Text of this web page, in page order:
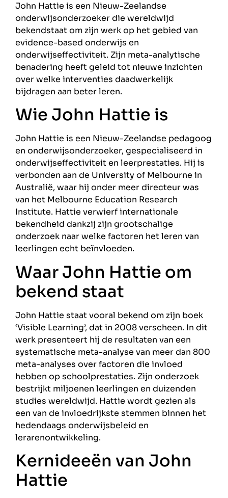
John Hattie is een Nieuw-Zeelandse
onderwijsonderzoeker die wereldwijd
bekendstaat om zijn werk op het gebied van
evidence-based onderwijs en
onderwijseffectiviteit. Zijn meta-analytische
benadering heeft geleid tot nieuwe inzichten
over welke interventies daadwerkelijk
bijdragen aan beter leren.
Wie John Hattie is
John Hattie is een Nieuw-Zeelandse pedagoog
en onderwijsonderzoeker, gespecialiseerd in
onderwijseffectiviteit en leerprestaties. Hij is
verbonden aan de University of Melbourne in
Australië, waar hij onder meer directeur was
van het Melbourne Education Research
Institute. Hattie verwierf internationale
bekendheid dankzij zijn grootschalige
onderzoek naar welke factoren het leren van
leerlingen echt beïnvloeden.
Waar John Hattie om
bekend staat
John Hattie staat vooral bekend om zijn boek
‘Visible Learning’, dat in 2008 verscheen. In dit
werk presenteert hij de resultaten van een
systematische meta-analyse van meer dan 800
meta-analyses over factoren die invloed
hebben op schoolprestaties. Zijn onderzoek
bestrijkt miljoenen leerlingen en duizenden
studies wereldwijd. Hattie wordt gezien als
een van de invloedrijkste stemmen binnen het
hedendaags onderwijsbeleid en
lerarenontwikkeling.
Kernideeën van John
Hattie